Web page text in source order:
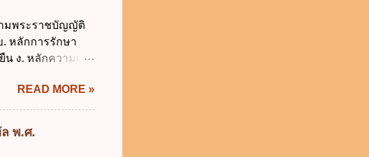
หน้าที่ควบคุมการ
พระราชบัญญัติวิธี
ามพระราชบัญญัติ
. หลักการรักษา
น ง. หลักความเป็น
ยละ 5 ข. ไม่เกิน
าด้วยวินัยการเงิน
อากรหรือค่า
ตามวัตถุประสงค์
READ MORE »
พ.ศ.